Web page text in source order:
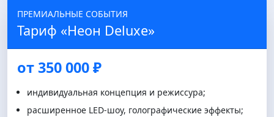
ПРЕМИАЛЬНЫЕ СОБЫТИЯ
Тариф «Неон Deluxe»
от 350 000 ₽
индивидуальная концепция и режиссура;
расширенное LED-шоу, голографические эффекты;